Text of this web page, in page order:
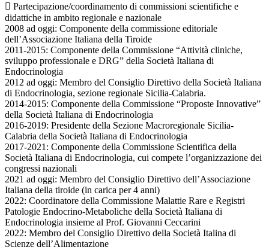
 Partecipazione/coordinamento di commissioni scientifiche e
didattiche in ambito regionale e nazionale
2008 ad oggi: Componente della commissione editoriale
dell’Associazione Italiana della Tiroide
2011-2015: Componente della Commissione “Attività cliniche,
sviluppo professionale e DRG” della Società Italiana di
Endocrinologia
2012 ad oggi: Membro del Consiglio Direttivo della Società Italiana
di Endocrinologia, sezione regionale Sicilia-Calabria.
2014-2015: Componente della Commissione “Proposte Innovative”
della Società Italiana di Endocrinologia
2016-2019: Presidente della Sezione Macroregionale Sicilia-
Calabria della Società Italiana di Endocrinologia
2017-2021: Componente della Commissione Scientifica della
Società Italiana di Endocrinologia, cui compete l’organizzazione dei
congressi nazionali
2021 ad oggi: Membro del Consiglio Direttivo dell’Associazione
Italiana della tiroide (in carica per 4 anni)
2022: Coordinatore della Commissione Malattie Rare e Registri
Patologie Endocrino-Metaboliche della Società Italiana di
Endocrinologia insieme al Prof. Giovanni Ceccarini
2022: Membro del Consiglio Direttivo della Società Italina di
Scienze dell’Alimentazione